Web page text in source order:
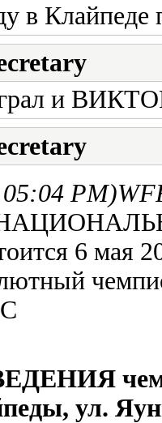
в
и
PM)
6 мая
ул.